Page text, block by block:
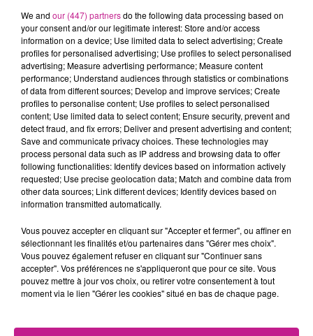
DESCRIPTION DE L'OFFRE
Rejoignez une entreprise dynamique et contribuez
activement à la gestion de son service ADV !
Nous recrutons un assistant ADV (H/F) pour intervenir sur un
site basé à Wattwiller.
💼 VOS PRINCIPALES MISSIONS :
Rédiger les offres dans le cadre d’installations neuves
et de maintenances (SAGE)
Établir les devis de pièces détachées et renseigner les
clients sur les références
Déterminer les prix de vente selon la politique tarifaire
et le transport
Éditer les bons de préparation et de livraison
Consulter les fournisseurs et assurer le suivi des offres
We and our (447) partnersdo the following data processing based on
your consent and/or our legitimate interest: Store and/or access
information on a device; Use limited data to select advertising; Create
profiles for personalised advertising; Use profiles to select personalised
advertising; Measure advertising performance; Measure content
performance; Understand audiences through statistics or combinations
of data from different sources; Develop and improve services; Create
profiles to personalise content; Use profiles to select personalised
content; Use limited data to select content; Ensure security, prevent and
detect fraud, and fix errors; Deliver and present advertising and content;
Save and communicate privacy choices. These technologies may
process personal data such as IP address and browsing data to offer
following functionalities: Identify devices based on information actively
requested; Use precise geolocation data; Match and combine data from
other data sources; Link different devices; Identify devices based on
information transmitted automatically.
Vous pouvez accepter en cliquant sur "Accepter et fermer", ou affiner en
sélectionnant les finalités et/ou partenaires dans "Gérer mes choix".
Vous pouvez également refuser en cliquant sur "Continuer sans
accepter". Vos préférences ne s'appliqueront que pour ce site. Vous
pouvez mettre à jour vos choix, ou retirer votre consentement à tout
moment via le lien "Gérer les cookies" situé en bas de chaque page.